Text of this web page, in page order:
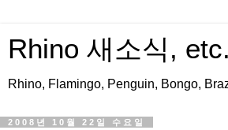
Rhino 새소식, etc.
Rhino, Flamingo, Penguin, Bongo,
2008년 10월 22일 수요일